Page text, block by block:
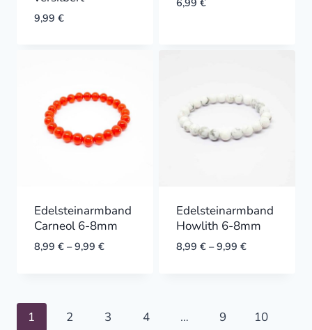
9,99 €
Edelsteinarmband
Carneol 6-8mm
8,99 €–9,99 €
Edelsteinarmband
Howlith 6-8mm
8,99 €–9,99 €
1 2 3 4 … 9
10